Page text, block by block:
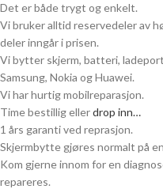
Det er både trygt og enkelt.
Vi bruker alltid reservedeler av
deler inngår i prisen.
Vi bytter skjerm, batteri,
Samsung, Nokia og Huawei.
Vi har hurtig mobilreparasjon.
Time bestillig ellerdrop inn…
1 års garanti ved reprasjon.
Skjermbytte gjøres normalt på
Kom gjerne innom for en
repareres.